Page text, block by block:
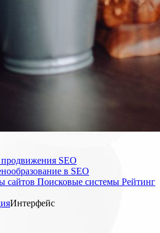
SEO
в SEO
сайтов Поисковые системы Рейтинг
Интерфейс